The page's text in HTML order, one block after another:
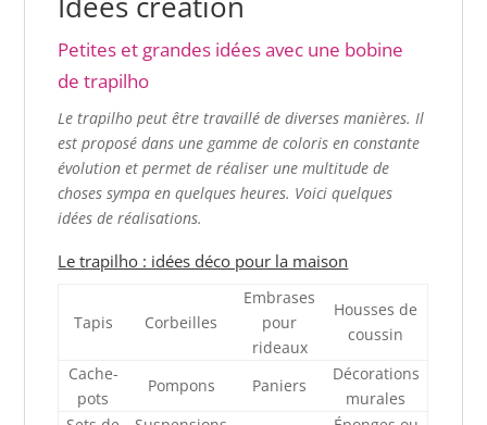
Petites et grandes idées avec une bobine
de trapilho
Le trapilho peut être travaillé de diverses manières. Il
est proposé dans une gamme de coloris en constante
évolution et permet de réaliser une multitude de
choses sympa en quelques heures. Voici quelques
idées de réalisations.
Le trapilho : idées déco pour la maison
Tapis Corbeilles
Embrases
pour
rideaux
Housses de
coussin
Cache-
pots
Pompons Paniers
Décorations
murales